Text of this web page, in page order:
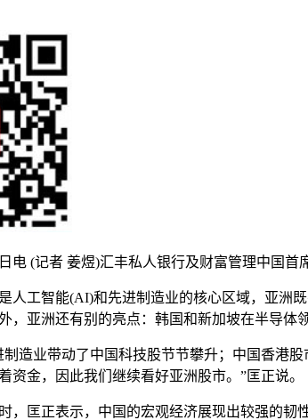
日电 (记者 姜煜)汇丰私人银行及财富管理中国首
工智能(AI)和先进制造业的核心区域，亚洲既
，亚洲还有别的亮点：韩国和新加坡在半导体
业带动了中国科技股节节攀升；中国香港股
资金，因此我们继续看好亚洲股市。”匡正说。
匡正表示，中国的宏观经济展现出较强的韧